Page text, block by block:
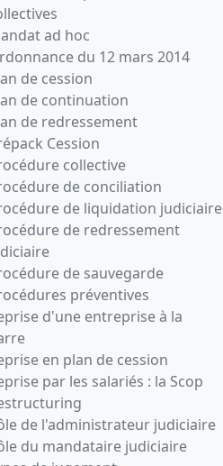
ad hoc
du 12 mars 2014
de cession
de continuation
de redressement
Cession
collective
de conciliation
de liquidation judiciaire
de redressement
de sauvegarde
préventives
d'une entreprise à la
en plan de cession
par les salariés : la Scop
de l'administrateur judiciaire
du mandataire judiciaire